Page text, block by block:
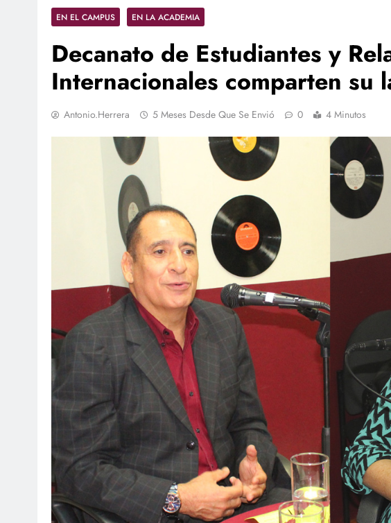
EN EL CAMPUS EN LA ACADEMIA
Decanato de Estudiantes y
Internacionales comparten su
Antonio.herrera 5 Meses Desde Que Se Envió 0 4 Minutos